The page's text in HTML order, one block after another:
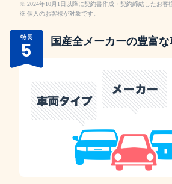
2024年10月1日以降に契約書作成・契約締結したお客
個人のお客様が対象です。
特長
5 国産全メーカーの豊富